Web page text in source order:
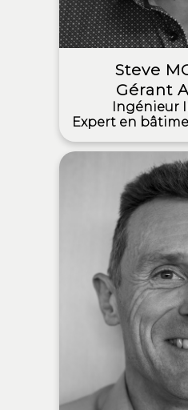
Steve
Gérant
Ingénieur
Expert en